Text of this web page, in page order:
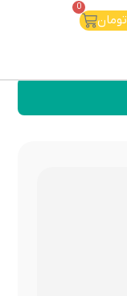
تومان
0